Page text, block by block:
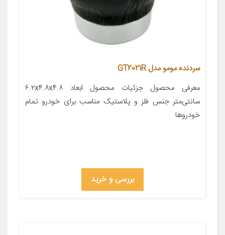
سردنده مومو مدل GT2021R
معرفی محصول جزئیات محصول ابعاد ۶.۲x۴.۸x۴.۸
سانتی‌متر جنس فلز و پلاستیک مناسب برای خودرو تمام
خودروها
بررسی و خرید